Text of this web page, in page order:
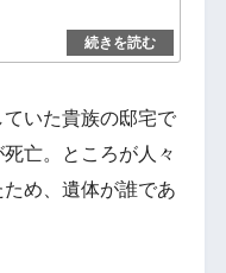
いた貴族の邸宅で
亡。ところが人々
め、遺体が誰であ